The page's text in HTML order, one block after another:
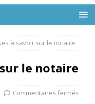
à savoir sur le notaire
le notaire
Commentaires fermés